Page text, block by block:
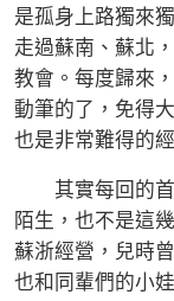
是孤身上路獨來
走過蘇南、蘇北
教會。每度歸來
動筆的了，免得
也是非常難得的
其實每回的首
陌生，也不是這
蘇浙經營，兒時
也和同輩們的小